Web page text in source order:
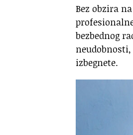
Bez obzira
bezbednog
izbegnete.